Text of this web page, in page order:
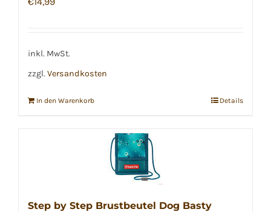
inkl. MwSt.
zzgl. Versandkosten
In den Warenkorb Details
Step by Step Brustbeutel Dog Basty